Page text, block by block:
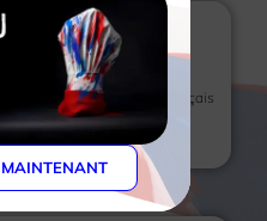
90 Rue Masséna,
69006 Lyon
Prix :€– Cuisine : Français